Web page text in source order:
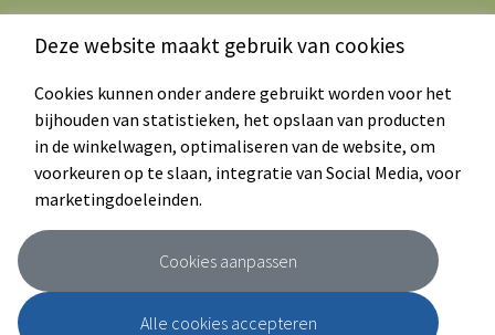
Deze website maakt gebruik van cookies
Cookies kunnen onder andere gebruikt worden voor het
bijhouden van statistieken, het opslaan van producten
in de winkelwagen, optimaliseren van de website, om
voorkeuren op te slaan, integratie van Social Media, voor
marketingdoeleinden.
Cookies aanpassen
Alle cookies accepteren